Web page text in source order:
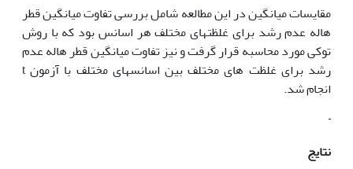
مقایسات میانگین در این مطالعه شامل بررسی تفاوت میانگین قطر
هاله عدم رشد برای غلظت‏های مختلف هر اسانس بود که با روش
توکی مورد محاسبه قرار گرفت و نیز تفاوت میانگین قطر هاله عدم
رشد برای غلظت های مختلف بین اسانس‏های مختلف با آزمون t
انجام شد.
نتایج